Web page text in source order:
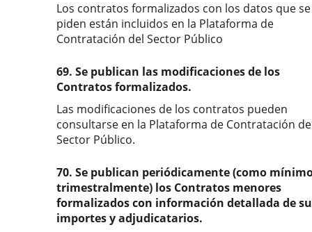
Los contratos formalizados con los datos que se
piden están incluidos en la Plataforma de
Contratación del Sector Público
69. Se publican las modificaciones de los
Contratos formalizados.
Las modificaciones de los contratos pueden
consultarse en la Plataforma de Contratación
Sector Público.
70. Se publican periódicamente (como
trimestralmente) los Contratos menores
formalizados con información detallada de
importes y adjudicatarios.